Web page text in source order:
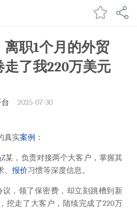
职1个月的外贸
了我220万美元
2025-07-30
真实案例 ：
Z某，负责对接两个大客户，掌握其
报价习惯等深度信息。
议，领了保密费，却立刻跳槽到新
挖走了大客户，陆续完成了220万